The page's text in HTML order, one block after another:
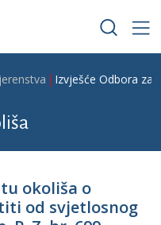
Izvješće Odbora za
okoliša o
od svjetlosnog